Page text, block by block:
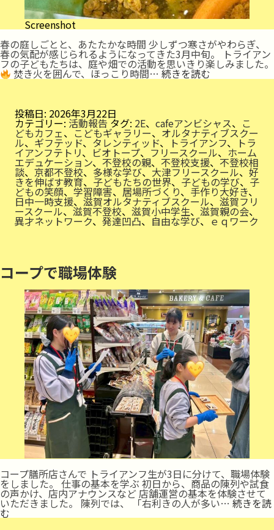
Screenshot
春の庭しごとと、あたたかな時間 少しずつ寒さがやわらぎ、
春の気配が感じられるようになってきた3月中旬。 トライアン
フの子どもたちは、庭や畑での活動を思いきり楽しみました。
焚き火を囲んで、ほっこり時間…続きを読む春
の
投稿日: 2026年3月22日
カテゴリー: 活動報告 タグ: 2E、 cafeアンビシャス、 こ
どもカフェ、こどもギャラリー、 オルタナティブスクー
ル、 ギフテッド、タレンティッド、 トライアンフ、 トラ
イアンフテトリ、 ビオトープ、 フリースクール、 ホーム
エデュケーション、 不登校の親、 不登校支援、 不登校相
談、 京都不登校、 多様な学び、大津フリースクール、好
きを伸ばす教育、 子どもたちの世界、 子どもの学び、子
どもの笑顔、学習障害、 居場所づくり、 手作り大好き、
日中一時支援、 滋賀オルタナティブスクール、 滋賀フリ
ースクール、滋賀不登校、 滋賀小中学生、 滋賀親の会、
異才ネットワーク、 発達凹凸、自由な学び、ｅｑワーク
コープで職場体験
コープ膳所店さんで トライアンフ生が3日に分けて、職場体験
をしました。 仕事の基本を学ぶ 初日から、商品の陳列や試食
の声かけ、店内アナウンスなど 店舗運営の基本を体験させて
いただきました。 陳列では、 「右利きの人が多い…続きを読
むコ
ー